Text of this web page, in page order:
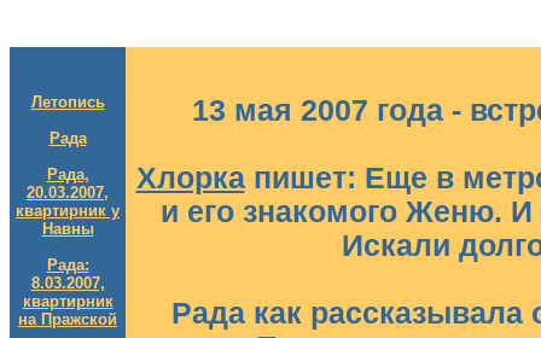
Летопись
Рада
Рада,
20.03.2007,
квартирник у
Навны
Рада:
8.03.2007,
квартирник
на Пражской
13 мая 2007 года -
Хлоркапишет: Еще в
и его знакомого Женю.
Искали
Рада как